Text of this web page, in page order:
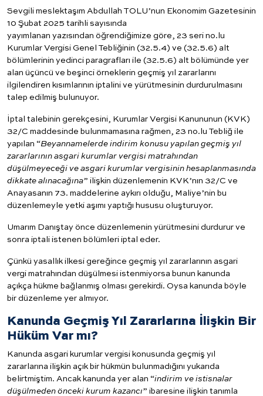
Sevgili meslektaşım Abdullah TOLU’nun Ekonomim Gazetesinin
10 Şubat 2025 tarihli sayısında
yayımlanan yazısından öğrendiğimize göre, 23 seri no.lu
Kurumlar Vergisi Genel Tebliğinin (32.5.4) ve (32.5.6) alt
bölümlerinin yedinci paragrafları ile (32.5.6) alt bölümünde yer
alan üçüncü ve beşinci örneklerin geçmiş yıl zararlarını
ilgilendiren kısımlarının iptalini ve yürütmesinin durdurulmasını
talep edilmiş bulunuyor.
İptal talebinin gerekçesini, Kurumlar Vergisi Kanununun (KVK)
32/C maddesinde bulunmamasına rağmen, 23 no.lu Tebliğ ile
yapılan “Beyannamelerde indirim konusu yapılan geçmiş yıl
zararlarının asgari kurumlar vergisi matrahından
düşülmeyeceği ve asgari kurumlar vergisinin hesaplanmasında
dikkate alınacağına” ilişkin düzenlemenin KVK’nın 32/C ve
Anayasanın 73. maddelerine aykırı olduğu, Maliye’nin bu
düzenlemeyle yetki aşımı yaptığı hususu oluşturuyor.
Umarım Danıştay önce düzenlemenin yürütmesini durdurur ve
sonra iptali istenen bölümleri iptal eder.
Çünkü yasallık ilkesi gereğince geçmiş yıl zararlarının asgari
vergi matrahından düşülmesi istenmiyorsa bunun kanunda
açıkça hükme bağlanmış olması gerekirdi. Oysa kanunda böyle
bir düzenleme yer almıyor.
Kanunda Geçmiş Yıl Zararlarına İlişkin Bir
Hüküm Var mı?
Kanunda asgari kurumlar vergisi konusunda geçmiş yıl
zararlarına ilişkin açık bir hükmün bulunmadığını yukarıda
belirtmiştim. Ancak kanunda yer alan “indirim ve istisnalar
düşülmeden önceki kurum kazancı” ibaresine ilişkin tanımla